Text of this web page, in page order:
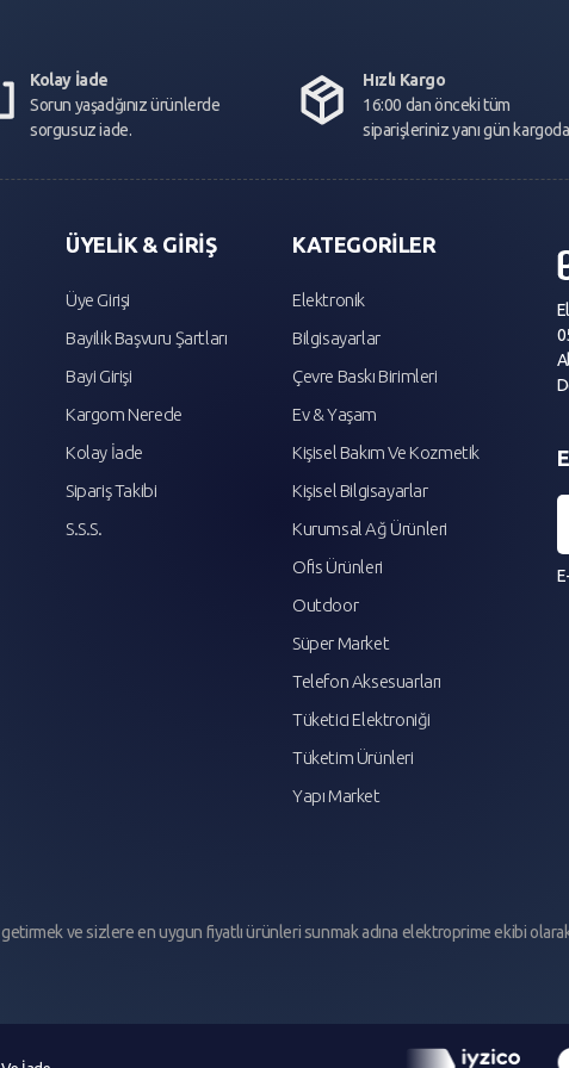
Kolay İade
Sorun yaşadğınız ürünlerde
sorgusuz iade.
Hızlı Kargo
16:00 dan önceki tüm
siparişleriniz yanı gün
ÜYELİK & GİRİŞ
Üye Girişi
Bayilik Başvuru Şartları
Bayi Girişi
Kargom Nerede
Kolay İade
Sipariş Takibi
S.S.S.
KATEGORİLER
Elektronik
Bilgisayarlar
Çevre Baskı Birimleri
Ev & Yaşam
Kişisel Bakım Ve Kozmetik
Kişisel Bilgisayarlar
Kurumsal Ağ Ürünleri
Ofis Ürünleri
Outdoor
Süper Market
Telefon Aksesuarları
Tüketici Elektroniği
Tüketim Ürünleri
Yapı Market
ve sizlere en uygun fiyatlı ürünleri sunmak adına elektroprime ekibi